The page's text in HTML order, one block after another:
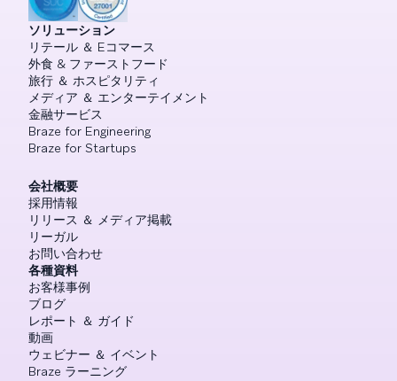
ソリューション
リテール ＆ Eコマース
外食 & ファーストフード
旅行 ＆ ホスピタリティ
メディア ＆ エンターテイメント
金融サービス
Braze for Engineering
Braze for Startups
会社概要
採用情報
リリース ＆ メディア掲載
リーガル
お問い合わせ
各種資料
お客様事例
ブログ
レポート ＆ ガイド
動画
ウェビナー ＆ イベント
Braze ラーニング